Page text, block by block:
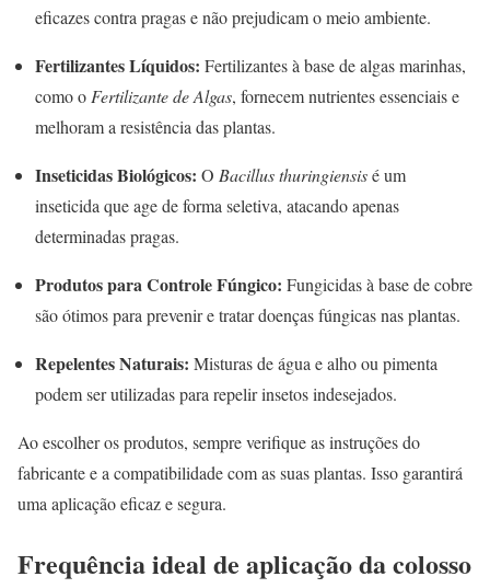
eficazes contra pragas e não prejudicam o meio ambiente.
Fertilizantes Líquidos: Fertilizantes à base de algas marinhas,
como o Fertilizante de Algas, fornecem nutrientes essenciais e
melhoram a resistência das plantas.
Inseticidas Biológicos: O Bacillus thuringiensisé um
inseticida que age de forma seletiva, atacando apenas
determinadas pragas.
Produtos para Controle Fúngico: Fungicidas à base de cobre
são ótimos para prevenir e tratar doenças fúngicas nas plantas.
Repelentes Naturais: Misturas de água e alho ou pimenta
podem ser utilizadas para repelir insetos indesejados.
Ao escolher os produtos, sempre verifique as instruções do
fabricante e a compatibilidade com as suas plantas. Isso garantirá
uma aplicação eficaz e segura.
Frequência ideal de aplicação da colosso